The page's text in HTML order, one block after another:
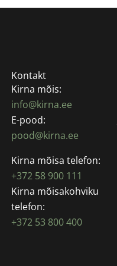
Kontakt
Kirna mõis:
info@kirna.ee
E-pood:
pood@kirna.ee
Kirna mõisa telefon:
+372 58 900 111
Kirna mõisakohviku
telefon:
+372 53 800 400